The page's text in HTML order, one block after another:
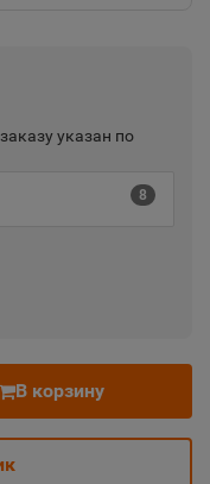
указан по
8
В корзину